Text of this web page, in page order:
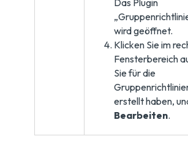
Das Plugin
wird geöffnet.
Klicken Sie im
Fensterbereich
Sie für die
erstellt haben,
Bearbeiten.